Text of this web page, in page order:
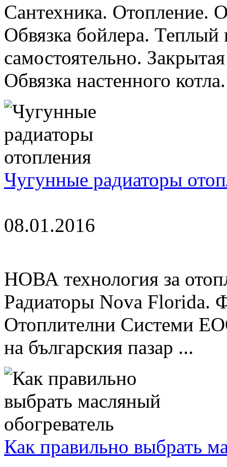
Сантехника. Отопление.
Обвязка бойлера.
самостоятельно.
Обвязка настенного
Чугунные радиаторы
08.01.2016
НОВА технология за
Радиаторы Nova Florida.
Отоплителни Системи
на българския пазар ...
Как правильно выбрать